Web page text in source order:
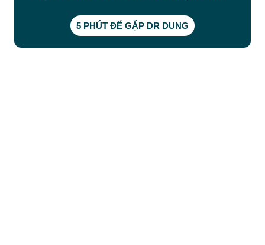
5 PHÚT ĐỂ GẶP DR DUNG